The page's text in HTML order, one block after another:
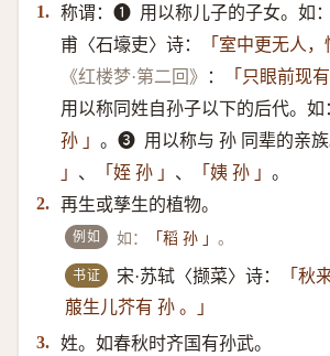
1. 称谓：➊ ​ 用以称儿子的子女。如：
甫〈石壕吏〉诗：
「室中更无人，
《红楼梦·第二回》
： 「只眼前现
用以称同姓自孙子以下的后代。如：
孙 」 。➌ ​ 用以称与 孙 同辈的亲族
」 、 「姪 孙 」 、 「姨 孙 」 。
2. 再生或孳生的植物。
例如 如： 「稻 孙 」。
书证 宋·苏轼〈撷菜〉诗：
「秋
菔生儿芥有 孙 。」
3. 姓。如春秋时齐国有孙武。